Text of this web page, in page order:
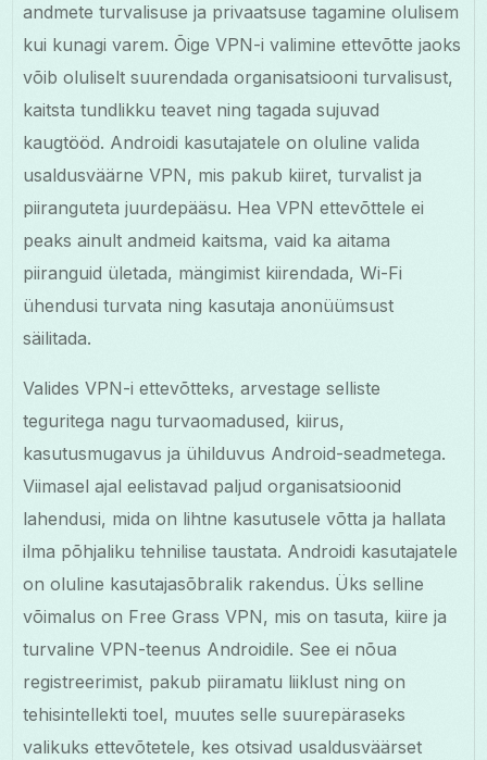
andmete turvalisuse ja privaatsuse tagamine olulisem
kui kunagi varem. Õige VPN-i valimine ettevõtte jaoks
võib oluliselt suurendada organisatsiooni turvalisust,
kaitsta tundlikku teavet ning tagada sujuvad
kaugtööd. Androidi kasutajatele on oluline valida
usaldusväärne VPN, mis pakub kiiret, turvalist ja
piiranguteta juurdepääsu. Hea VPN ettevõttele ei
peaks ainult andmeid kaitsma, vaid ka aitama
piiranguid ületada, mängimist kiirendada, Wi-Fi
ühendusi turvata ning kasutaja anonüümsust
säilitada.
Valides VPN-i ettevõtteks, arvestage selliste
teguritega nagu turvaomadused, kiirus,
kasutusmugavus ja ühilduvus Android-seadmetega.
Viimasel ajal eelistavad paljud organisatsioonid
lahendusi, mida on lihtne kasutusele võtta ja hallata
ilma põhjaliku tehnilise taustata. Androidi kasutajatele
on oluline kasutajasõbralik rakendus. Üks selline
võimalus on Free Grass VPN, mis on tasuta, kiire ja
turvaline VPN-teenus Androidile. See ei nõua
registreerimist, pakub piiramatu liiklust ning on
tehisintellekti toel, muutes selle suurepäraseks
valikuks ettevõtetele, kes otsivad usaldusväärset